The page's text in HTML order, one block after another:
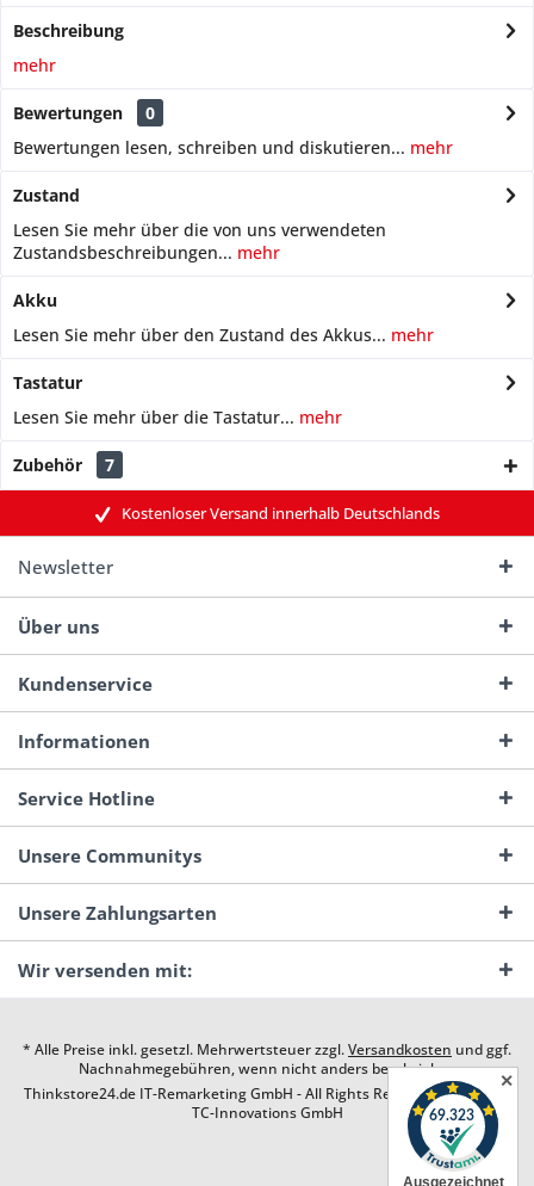
Beschreibung
mehr
Bewertungen
0
Bewertungen lesen, schreiben und diskutieren... mehr
Zustand
Lesen Sie mehr über die von uns verwendeten
Zustandsbeschreibungen... mehr
Akku
Lesen Sie mehr über den Zustand des Akkus... mehr
Tastatur
Lesen Sie mehr über die Tastatur... mehr
Zubehör 7
Kostenloser Versand innerhalb Deutschlands
Newsletter
Über uns
Kundenservice
Informationen
Service Hotline
Unsere Communitys
Unsere Zahlungsarten
Wir versenden mit:
* Alle Preise inkl. gesetzl. Mehrwertsteuer zzgl.Versandkosten und ggf.
Nachnahmegebühren, wenn nicht anders beschrieben
Thinkstore24.de IT-Remarketing GmbH - All Rights Reserved. Design by
TC-Innovations GmbH
✕